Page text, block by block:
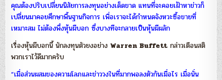
คุณต้องปรับเปลี่ยนนิสัยการลงทุนอย่างเด็ดขาด แทนที่จะคอยเฝ้าหาข่าวก็
เปลี่ยนมาคอยศึกษาพื้นฐานกิจการ เพื่อเราจะได้กำหนดจังหวะซื้อขายที่
เหมาะสม ไม่ต้องพึ่งหุ้นผีบอก ซึ่งบางทีจะกลายเป็นหุ้นผีผลัก
เรื่องหุ้นผีบอกนี้ นักลงทุนตัวยงอย่าง Warren Buffett กล่าวเตือนสติ
พวกเราไว้ดีมากครับ
“เมื่อส่วนผสมของความโลภและข่าววงในที่มากพอลงตัวกันเมื่อไร เมื่อนั่น